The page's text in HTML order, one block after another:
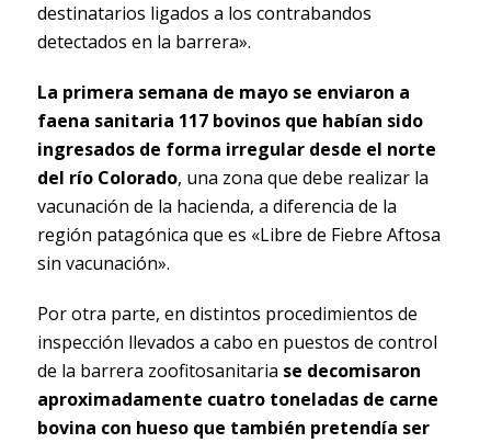
destinatarios ligados a los contrabandos
detectados en la barrera».
La primera semana de mayo se enviaron a
faena sanitaria 117 bovinos que habían sido
ingresados de forma irregular desde el norte
del río Colorado, una zona que debe realizar la
vacunación de la hacienda, a diferencia de la
región patagónica que es «Libre de Fiebre Aftosa
sin vacunación».
Por otra parte, en distintos procedimientos de
inspección llevados a cabo en puestos de control
de la barrera zoofitosanitaria se decomisaron
aproximadamente cuatro toneladas de carne
bovina con hueso que también pretendía ser